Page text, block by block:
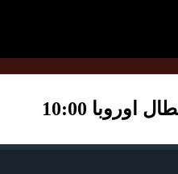
10:00